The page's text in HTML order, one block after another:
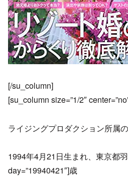
[/su_column]
[su_column size=”1/2″
ライジングプロダクション所属
1994年4月21日生まれ、東京都
day=”19940421″]歳